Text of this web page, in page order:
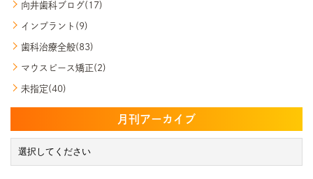
向井歯科ブログ(17)
インプラント(9)
歯科治療全般(83)
マウスピース矯正(2)
未指定(40)
月刊アーカイブ